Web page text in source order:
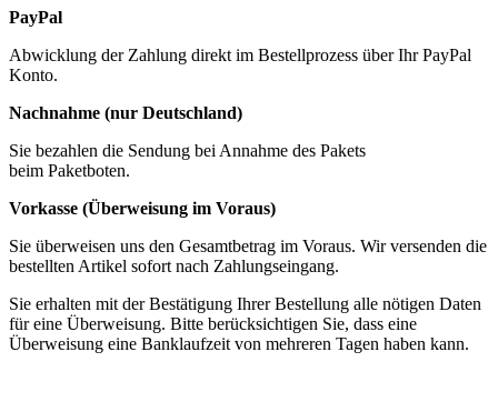
PayPal
Abwicklung der Zahlung direkt im Bestellprozess über Ihr PayPal
Konto.
Nachnahme (nur Deutschland)
Sie bezahlen die Sendung bei Annahme des Pakets
beim Paketboten.
Vorkasse (Überweisung im Voraus)
Sie überweisen uns den Gesamtbetrag im Voraus. Wir versenden die
bestellten Artikel sofort nach Zahlungseingang.
Sie erhalten mit der Bestätigung Ihrer Bestellung alle nötigen Daten
für eine Überweisung. Bitte berücksichtigen Sie, dass eine
Überweisung eine Banklaufzeit von mehreren Tagen haben kann.